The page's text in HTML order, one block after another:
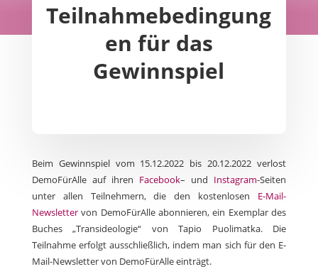
Teilnahmebedingung
en für das
Gewinnspiel
Beim Gewinnspiel vom 15.12.2022 bis 20.12.2022 verlost
DemoFürAlle auf ihren Facebook– und Instagram-Seiten
unter allen Teilnehmern, die den kostenlosen E-Mail-
Newslettervon DemoFürAlle abonnieren, ein Exemplar des
Buches „Transideologie“ von Tapio Puolimatka. Die
Teilnahme erfolgt ausschließlich, indem man sich für den E-
Mail-Newsletter von DemoFürAlle einträgt.